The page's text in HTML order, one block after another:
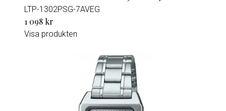
LTP-1302PSG-7AVEG
1 098 kr
Visa produkten